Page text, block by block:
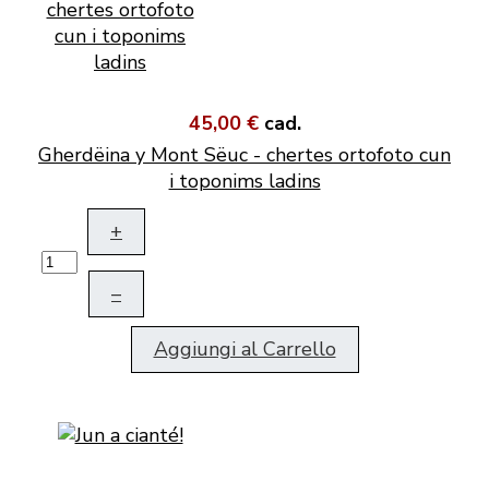
45,00 € cad.
Gherdëina y Mont Sëuc - chertes ortofoto cun
i toponims ladins
+
–
Aggiungi al Carrello